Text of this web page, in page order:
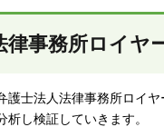
律事務所ロイヤ
護士法人法律事務所ロイ
し検証していきます。